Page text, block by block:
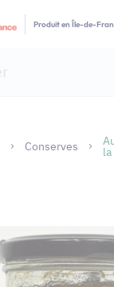
Produit en Île-de-
Conserves